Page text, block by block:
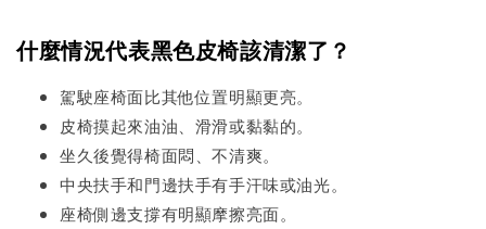
什麼情況代表黑色皮椅該清潔了？
駕駛座椅面比其他位置明顯更亮。
皮椅摸起來油油、滑滑或黏黏的。
坐久後覺得椅面悶、不清爽。
中央扶手和門邊扶手有手汗味或油光。
座椅側邊支撐有明顯摩擦亮面。